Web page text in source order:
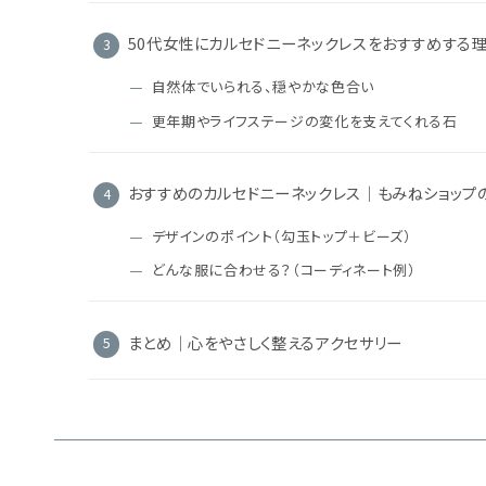
50代女性にカルセドニーネックレスをおすすめする
自然体でいられる、穏やかな色合い
更年期やライフステージの変化を支えてくれる石
おすすめのカルセドニーネックレス｜もみねショップ
デザインのポイント（勾玉トップ＋ビーズ）
どんな服に合わせる？（コーディネート例）
まとめ｜心をやさしく整えるアクセサリー